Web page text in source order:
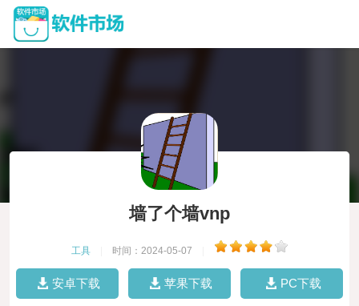
墙了个墙vnp
工具 时间：2024-05-07
安卓下载 苹果下载 PC下载